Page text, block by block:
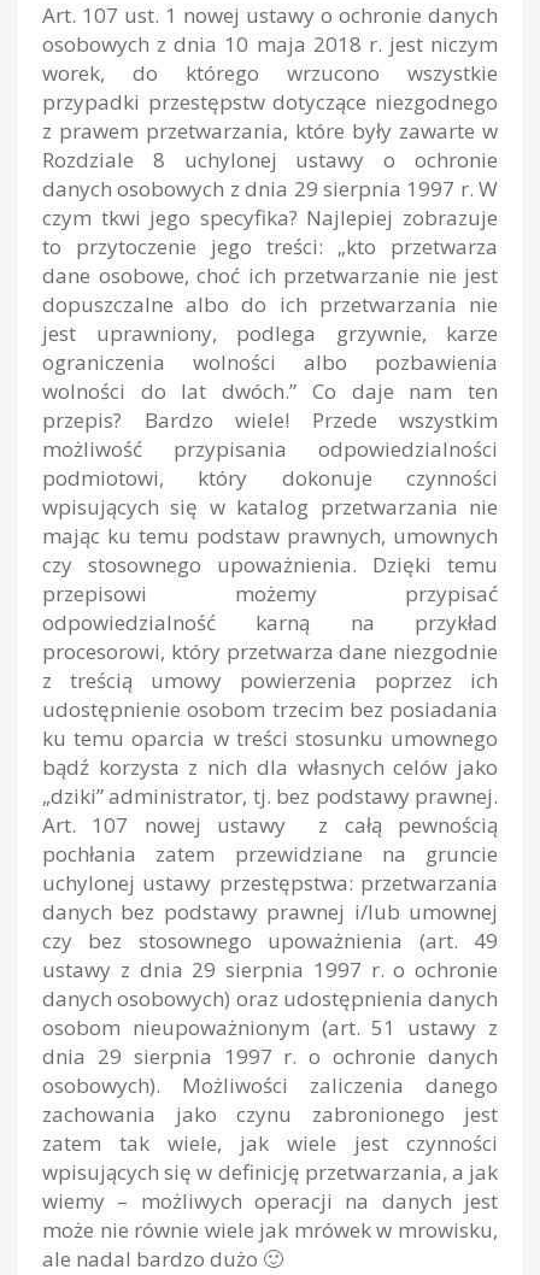
Art. 107 ust. 1 nowej ustawy o ochronie danych
osobowych z dnia 10 maja 2018 r. jest niczym
worek, do którego wrzucono wszystkie
przypadki przestępstw dotyczące niezgodnego
z prawem przetwarzania, które były zawarte w
Rozdziale 8 uchylonej ustawy o ochronie
danych osobowych z dnia 29 sierpnia 1997 r. W
czym tkwi jego specyfika? Najlepiej zobrazuje
to przytoczenie jego treści: „kto przetwarza
dane osobowe, choć ich przetwarzanie nie jest
dopuszczalne albo do ich przetwarzania nie
jest uprawniony, podlega grzywnie, karze
ograniczenia wolności albo pozbawienia
wolności do lat dwóch.” Co daje nam ten
przepis? Bardzo wiele! Przede wszystkim
możliwość przypisania odpowiedzialności
podmiotowi, który dokonuje czynności
wpisujących się w katalog przetwarzania nie
mając ku temu podstaw prawnych, umownych
czy stosownego upoważnienia. Dzięki temu
przepisowi możemy przypisać
odpowiedzialność karną na przykład
procesorowi, który przetwarza dane niezgodnie
z treścią umowy powierzenia poprzez ich
udostępnienie osobom trzecim bez posiadania
ku temu oparcia w treści stosunku umownego
bądź korzysta z nich dla własnych celów jako
„dziki” administrator, tj. bez podstawy prawnej.
Art. 107 nowej ustawy z całą pewnością
pochłania zatem przewidziane na gruncie
uchylonej ustawy przestępstwa: przetwarzania
danych bez podstawy prawnej i/lub umownej
czy bez stosownego upoważnienia (art. 49
ustawy z dnia 29 sierpnia 1997 r. o ochronie
danych osobowych) oraz udostępnienia danych
osobom nieupoważnionym (art. 51 ustawy z
dnia 29 sierpnia 1997 r. o ochronie danych
osobowych). Możliwości zaliczenia danego
zachowania jako czynu zabronionego jest
zatem tak wiele, jak wiele jest czynności
wpisujących się w definicję przetwarzania, a jak
wiemy – możliwych operacji na danych jest
może nie równie wiele jak mrówek w mrowisku,
ale nadal bardzo dużo 🙂